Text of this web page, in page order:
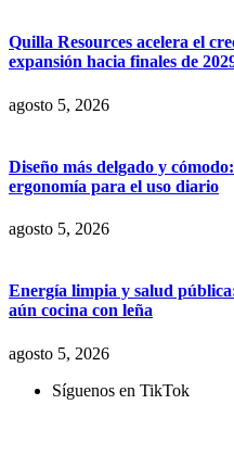
Quilla Resources acelera el
expansión hacia finales de
agosto 5, 2026
Diseño más delgado y
ergonomía para el uso diario
agosto 5, 2026
Energía limpia y salud
aún cocina con leña
agosto 5, 2026
Síguenos en TikTok